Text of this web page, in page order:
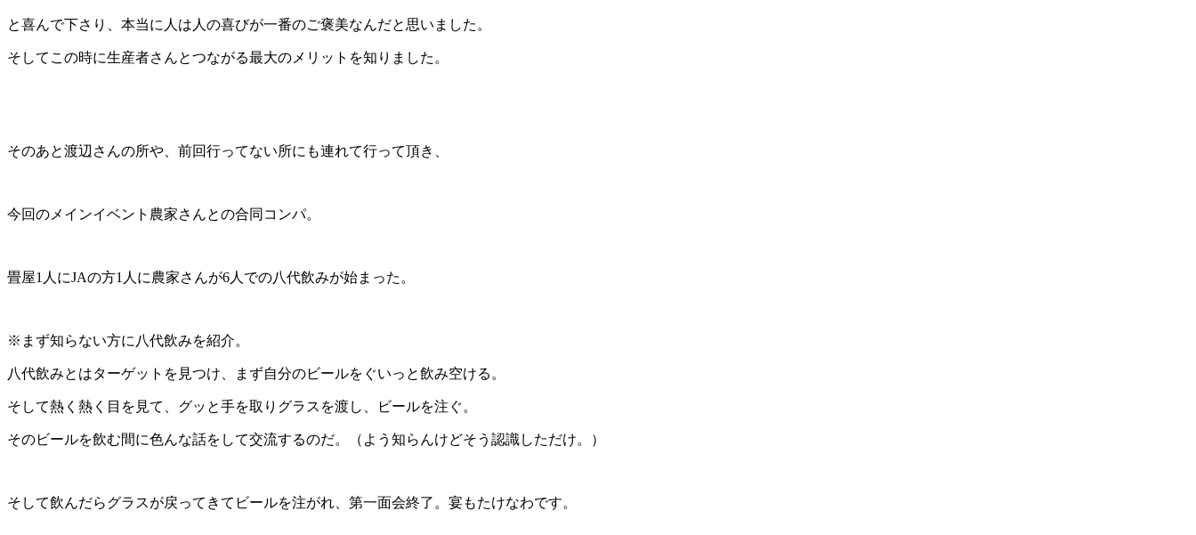
と喜んで下さり、本当に人は人の喜びが一番のご褒美なんだと思いました。
そしてこの時に生産者さんとつながる最大のメリットを知りました。
そのあと渡辺さんの所や、前回行ってない所にも連れて行って頂き、
今回のメインイベント農家さんとの合同コンパ。
畳屋1人にJAの方1人に農家さんが6人での八代飲みが始まった。
※まず知らない方に八代飲みを紹介。
八代飲みとはターゲットを見つけ、まず自分のビールをぐいっと飲み空ける。
そして熱く熱く目を見て、グッと手を取りグラスを渡し、ビールを注ぐ。
そのビールを飲む間に色んな話をして交流するのだ。（よう知らんけどそう認識しただけ。）
そして飲んだらグラスが戻ってきてビールを注がれ、第一面会終了。宴もたけなわです。